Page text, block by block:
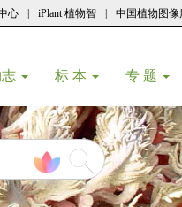
心 iPlant 植物智 中国植物图像
标 本 专 题